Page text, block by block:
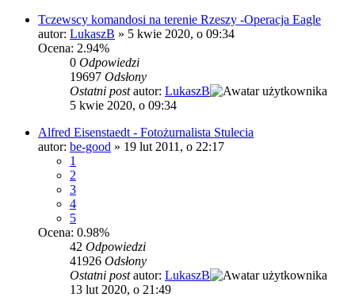
Tczewscy komandosi na terenie Rzeszy -Operacja Eagle
autor: LukaszB » 5 kwie 2020, o 09:34
Ocena: 2.94%
0 Odpowiedzi
19697 Odsłony
Ostatni postautor: LukaszB
5 kwie 2020, o 09:34
Alfred Eisenstaedt - Fotożurnalista Stulecia
autor: be-good » 19 lut 2011, o 22:17
1
2
3
4
5
Ocena: 0.98%
42 Odpowiedzi
41926 Odsłony
Ostatni postautor: LukaszB
13 lut 2020, o 21:49